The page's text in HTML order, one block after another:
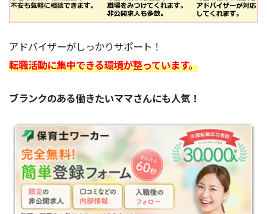
アドバイザーがしっかりサポート！
転職活動に集中できる環境が整っています。
ブランクのある働きたいママさんにも人気！